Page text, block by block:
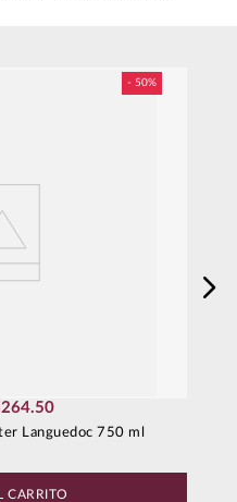
264.50
Languedoc 750 ml
CARRITO